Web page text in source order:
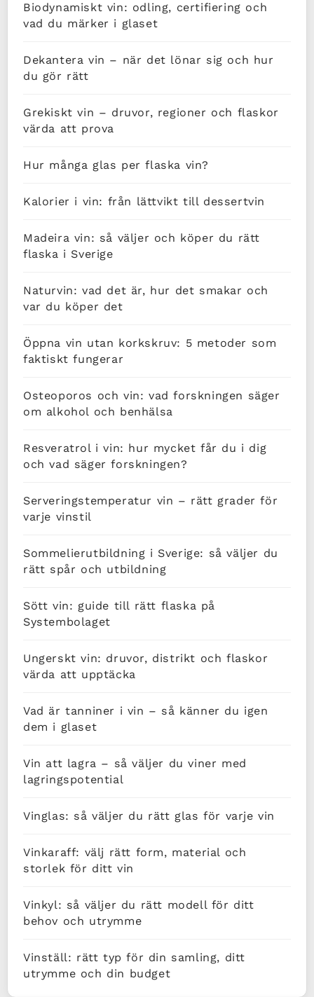
Biodynamiskt vin: odling, certifiering och
vad du märker i glaset
Dekantera vin – när det lönar sig och hur
du gör rätt
Grekiskt vin – druvor, regioner och flaskor
värda att prova
Hur många glas per flaska vin?
Kalorier i vin: från lättvikt till dessertvin
Madeira vin: så väljer och köper du rätt
flaska i Sverige
Naturvin: vad det är, hur det smakar och
var du köper det
Öppna vin utan korkskruv: 5 metoder som
faktiskt fungerar
Osteoporos och vin: vad forskningen säger
om alkohol och benhälsa
Resveratrol i vin: hur mycket får du i dig
och vad säger forskningen?
Serveringstemperatur vin – rätt grader för
varje vinstil
Sommelierutbildning i Sverige: så väljer du
rätt spår och utbildning
Sött vin: guide till rätt flaska på
Systembolaget
Ungerskt vin: druvor, distrikt och flaskor
värda att upptäcka
Vad är tanniner i vin – så känner du igen
dem i glaset
Vin att lagra – så väljer du viner med
lagringspotential
Vinglas: så väljer du rätt glas för varje vin
Vinkaraff: välj rätt form, material och
storlek för ditt vin
Vinkyl: så väljer du rätt modell för ditt
behov och utrymme
Vinställ: rätt typ för din samling, ditt
utrymme och din budget